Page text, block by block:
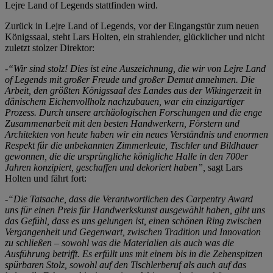
Lejre Land of Legends stattfinden wird.
Zurück in Lejre Land of Legends, vor der Eingangstür zum neuen
Königssaal, steht Lars Holten, ein strahlender, glücklicher und nicht
zuletzt stolzer Direktor:
-“Wir sind stolz! Dies ist eine Auszeichnung, die wir von Lejre Land
of Legends mit großer Freude und großer Demut annehmen. Die
Arbeit, den größten Königssaal des Landes aus der Wikingerzeit in
dänischem Eichenvollholz nachzubauen, war ein einzigartiger
Prozess. Durch unsere archäologischen Forschungen und die enge
Zusammenarbeit mit den besten Handwerkern, Förstern und
Architekten von heute haben wir ein neues Verständnis und enormen
Respekt für die unbekannten Zimmerleute, Tischler und Bildhauer
gewonnen, die die ursprüngliche königliche Halle in den 700er
Jahren konzipiert, geschaffen und dekoriert haben”, sagt Lars
Holten und fährt fort:
-“Die Tatsache, dass die Verantwortlichen des Carpentry Award
uns für einen Preis für Handwerkskunst ausgewählt haben, gibt uns
das Gefühl, dass es uns gelungen ist, einen schönen Ring zwischen
Vergangenheit und Gegenwart, zwischen Tradition und Innovation
zu schließen – sowohl was die Materialien als auch was die
Ausführung betrifft. Es erfüllt uns mit einem bis in die Zehenspitzen
spürbaren Stolz, sowohl auf den Tischlerberuf als auch auf das